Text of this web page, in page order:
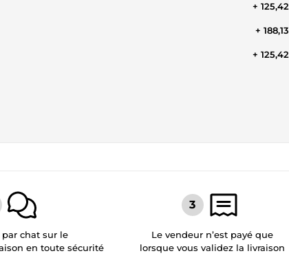
+
+
+
par chat sur le
en toute sécurité
Le vendeur n’est payé que
lorsque vous validez la livraison